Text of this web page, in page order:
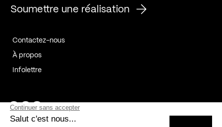
Soumettre une réalisation
Contactez-nous
À propos
Infolettre
Page Facebook de Kollectif
Page Instagram de Kollectif
Page Linkedin de Kollectif